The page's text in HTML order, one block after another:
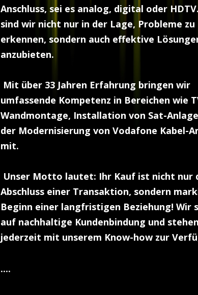
Anschluss, sei es analog, digital oder
sind wir nicht nur in der Lage, Probleme zu
erkennen, sondern auch effektive
anzubieten.
Mit über 33 Jahren Erfahrung bringen wir
umfassende Kompetenz in Bereichen wie
Wandmontage, Installation von Sat-
der Modernisierung von Vodafone Kabel-
mit.
Unser Motto lautet: Ihr Kauf ist nicht nur
Abschluss einer Transaktion, sondern
Beginn einer langfristigen Beziehung! Wir
auf nachhaltige Kundenbindung und
jederzeit mit unserem Know-how zur
....